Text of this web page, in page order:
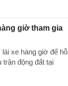
giờ tham gia
lái xe hàng giờ để hỗ
động đất tại